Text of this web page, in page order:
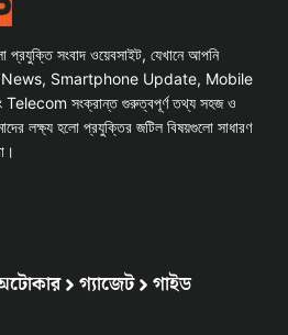
সংবাদ ওয়েবসাইট, যেখানে আপনি
News, Smartphone Update, Mobile
সংক্রান্ত গুরুত্বপূর্ণ তথ্য সহজ ও
লক্ষ্য হলো প্রযুক্তির জটিল বিষয়গুলো সাধারণ
গ্যাজেট গাইড